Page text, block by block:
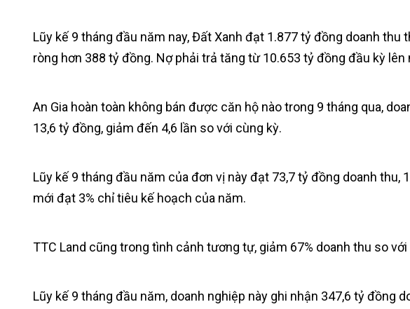
Lũy kế 9 tháng đầu năm nay, Đất Xanh đạt 1.877 tỷ đồng doanh thu
ròng hơn 388 tỷ đồng. Nợ phải trả tăng từ 10.653 tỷ đồng đầu kỳ
An Gia hoàn toàn không bán được căn hộ nào trong 9 tháng qua,
13,6 tỷ đồng, giảm đến 4,6 lần so với cùng kỳ.
Lũy kế 9 tháng đầu năm của đơn vị này đạt 73,7 tỷ đồng doanh thu,
mới đạt 3% chỉ tiêu kế hoạch của năm.
TTC Land cũng trong tình cảnh tương tự, giảm 67% doanh thu so
Lũy kế 9 tháng đầu năm, doanh nghiệp này ghi nhận 347,6 tỷ đồng